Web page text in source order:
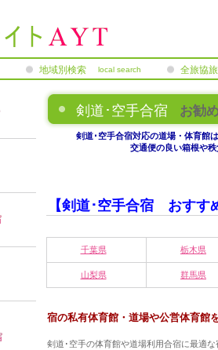
剣道･空手合宿 お勧
剣道･空手合宿対応の道場・体育館
交通便の良い箱根や
【剣道･空手合宿 おすす
千葉県 栃木県
山梨県 群馬県
宿の私有体育館・道場や公営体育館
剣道･空手の体育館や道場利用合宿に最適
local search
地域別検索
全旅協
補償制度